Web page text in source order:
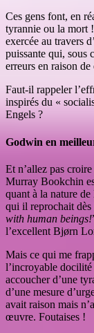
Ces gens font, en
tyrannie ou la mort
exercée au travers
puissante qui, sous
erreurs en raison
Faut-il rappeler
inspirés du «
Engels ?
Godwin en
Et n’allez pas
Murray Bookchin
quant à la nature
qui il reprochait dès
with human beings!
l’excellent Bjørn
Mais ce qui me
l’incroyable docilité
accoucher d’une
d’une mesure
avait raison mais
œuvre. Foutaises !